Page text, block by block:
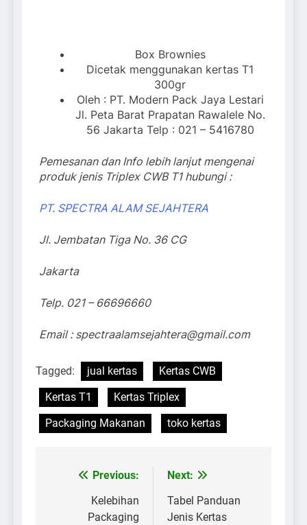
Box Brownies
Dicetak menggunakan kertas T1
300gr
Oleh : PT. Modern Pack Jaya Lestari
Jl. Peta Barat Prapatan Rawalele No.
56 Jakarta Telp : 021 – 5416780
Pemesanan dan Info lebih lanjut mengenai
produk jenis Triplex CWB T1 hubungi :
PT. SPECTRA ALAM SEJAHTERA
Jl. Jembatan Tiga No. 36 CG
Jakarta
Telp. 021 – 66696660
Email : spectraalamsejahtera@gmail.com
Tagged: jual kertas
Kertas CWB
Kertas T1
Kertas Triplex
Packaging Makanan
toko kertas
Post
navigation
Previous:
Kelebihan
Packaging
Next:
Tabel Panduan
Jenis Kertas